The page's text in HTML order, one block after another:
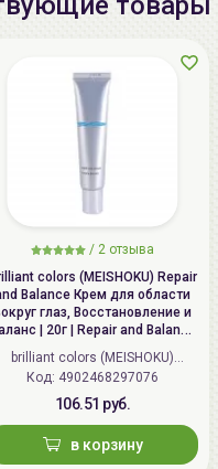
/ 2 отзыва
colors (MEISHOKU) Repair
Balance Крем для области
глаз, Восстановление и
| 20г | Repair and Balance
Mild Eye Cream
brilliant colors (MEISHOKU)
(Япония)
Код: 4902468297076
106.51 руб.
в корзину